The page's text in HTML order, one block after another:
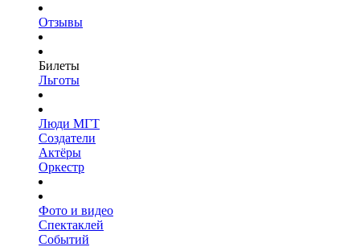
Отзывы
Билеты
Льготы
Люди МГТ
Создатели
Актёры
Оркестр
Фото и видео
Спектаклей
Событий